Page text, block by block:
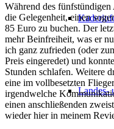
Landes-
Während des
die Gelegenheit, einen
85 Euro zu buchen. Der
mehr Beinfreiheit, was er
ich ganz zufrieden (oder
Preis eingeredet) und
Stunden schlafen. Weitere
eine im vollbesetzten
irgendwelche
einen anschließenden
wieder hier in meinem